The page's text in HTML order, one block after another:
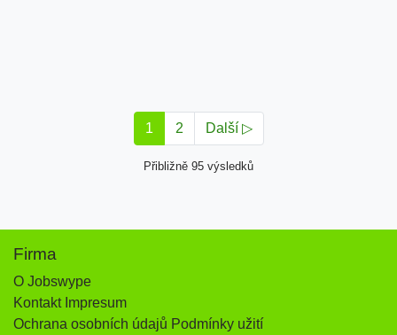
1 2 Další ▷
Přibližně 95 výsledků
Firma
O Jobswype
Kontakt Impresum
Ochrana osobních údajů Podmínky užití